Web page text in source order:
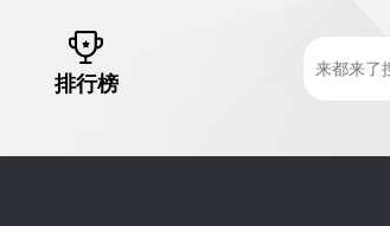
排行榜